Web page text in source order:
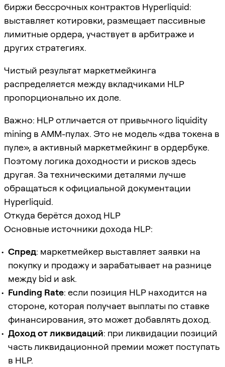
биржи бессрочных контрактов Hyperliquid:
выставляет котировки, размещает пассивные
лимитные ордера, участвует в арбитраже и
других стратегиях.
Чистый результат маркетмейкинга
распределяется между вкладчиками HLP
пропорционально их доле.
Важно: HLP отличается от привычного liquidity
mining в AMM-пулах. Это не модель «два токена в
пуле», а активный маркетмейкинг в ордербуке.
Поэтому логика доходности и рисков здесь
другая. За техническими деталями лучше
обращаться к официальной документации
Hyperliquid.
Откуда берётся доход HLP
Основные источники дохода HLP:
Спред: маркетмейкер выставляет заявки на
покупку и продажу и зарабатывает на разнице
между bid и ask.
Funding Rate: если позиция HLP находится на
стороне, которая получает выплаты по ставке
финансирования, это может добавлять доход.
Доход от ликвидаций: при ликвидации позиций
часть ликвидационной премии может поступать
в HLP.